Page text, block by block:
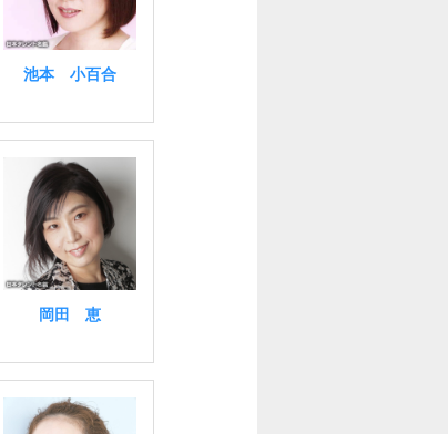
池本 小百合
岡田 恵